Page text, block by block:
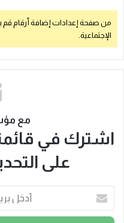
من صفحة إعدادات إضافة أرقام قم
الإجتماعية.
مع
اشترك في
على
خ